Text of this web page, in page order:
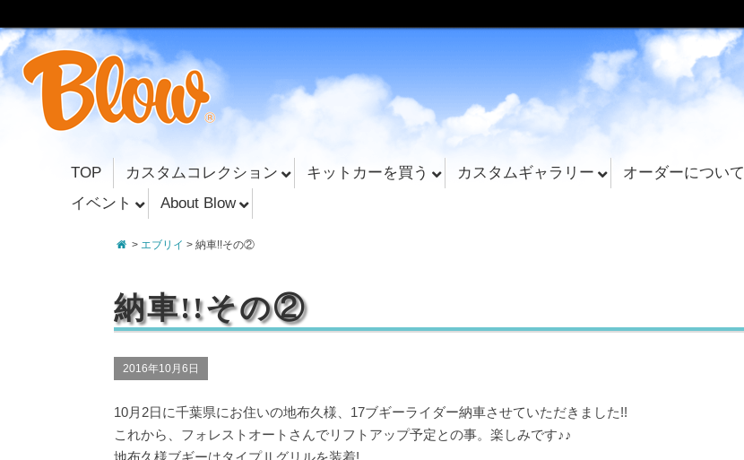
TOP カスタムコレクション キットカーを買う カスタムギャラリー オーダーについて
イベント
About Blow
> エブリイ > 納車!!その②
納車!!その②
2016年10月6日
10月2日に千葉県にお住いの地布久様、17ブギーライダー納車させていただきました!!
これから、フォレストオートさんでリフトアップ予定との事。楽しみです♪♪
地布久様ブギーはタイプⅡグリルを装着!